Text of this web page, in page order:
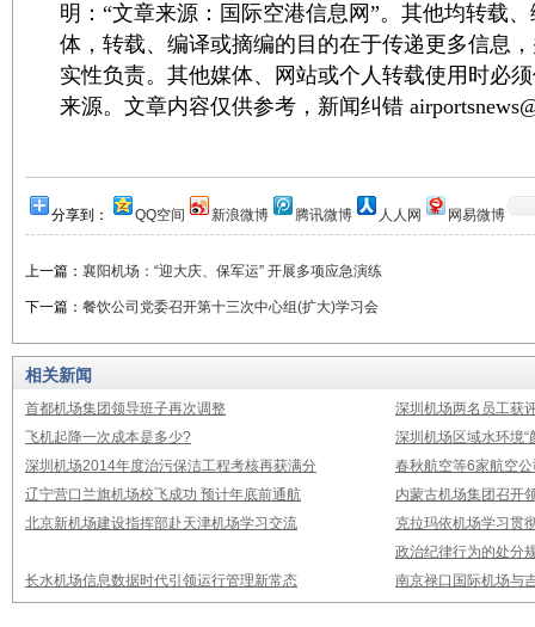
明：“文章来源：国际空港信息网”。其他均转载
体，转载、编译或摘编的目的在于传递更多信息
实性负责。其他媒体、网站或个人转载使用时必
来源。文章内容仅供参考，新闻纠错
分享到： QQ空间 新浪微博 腾讯微博 人人网 网易微博
上一篇： 襄阳机场：“迎大庆、保军运” 开展多项应急演练
下一篇： 餐饮公司党委召开第十三次中心组(扩大)学习会
相关新闻
首都机场集团领导班子再次调整
深圳机场两名员工获
飞机起降一次成本是多少?
深圳机场区域水环境“
深圳机场2014年度治污保洁工程考核再获满分
春秋航空等6家航空
辽宁营口兰旗机场校飞成功 预计年底前通航
内蒙古机场集团召开
北京新机场建设指挥部赴天津机场学习交流
克拉玛依机场学习贯
政治纪律行为的处分
长水机场信息数据时代引领运行管理新常态
南京禄口国际机场与